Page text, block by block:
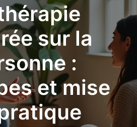
sur la
:
et mise